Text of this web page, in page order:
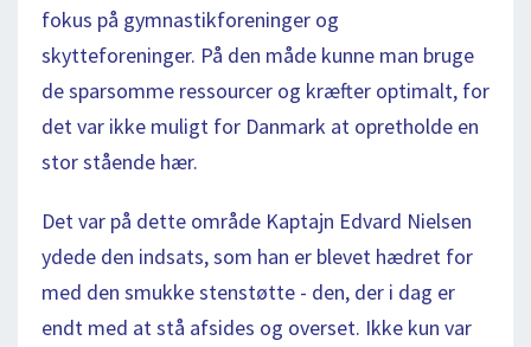
fokus på gymnastikforeninger og
skytteforeninger. På den måde kunne man bruge
de sparsomme ressourcer og kræfter optimalt, for
det var ikke muligt for Danmark at opretholde en
stor stående hær.
Det var på dette område Kaptajn Edvard Nielsen
ydede den indsats, som han er blevet hædret for
med den smukke stenstøtte - den, der i dag er
endt med at stå afsides og overset. Ikke kun var